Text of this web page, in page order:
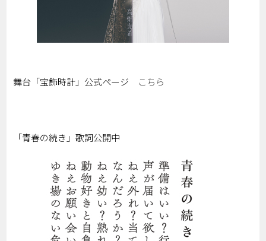
舞台「宝飾時計」公式ページ こちら
「青春の続き」歌詞公開中